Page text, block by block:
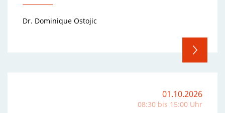
Dr. Dominique Ostojic
01.10.2026
08:30 bis 15:00 Uhr